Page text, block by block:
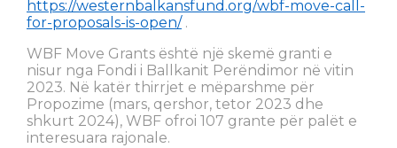
https://westernbalkansfund.org/wbf-move-call-
for-proposals-is-open/.
WBF Move Grants është një skemë granti e
nisur nga Fondi i Ballkanit Perëndimor në vitin
2023. Në katër thirrjet e mëparshme për
Propozime (mars, qershor, tetor 2023 dhe
shkurt 2024), WBF ofroi 107 grante për palët e
interesuara rajonale.